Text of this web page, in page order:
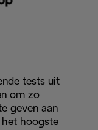
tests uit
om zo
geven aan
het hoogste